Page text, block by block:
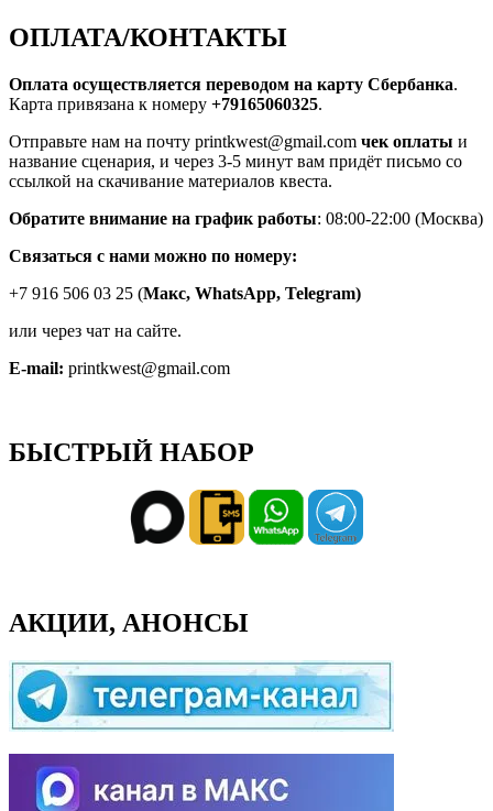
ОПЛАТА/КОНТАКТЫ
Оплата осуществляется переводом на карту Сбербанка.
Карта привязана к номеру +79165060325.
Отправьте нам на почту printkwest@gmail.com чек оплаты и
название сценария, и через 3-5 минут вам придёт письмо со
ссылкой на скачивание материалов квеста.
Обратите внимание на график работы: 08:00-22:00 (Москва)
Связаться с нами можно по номеру:
+7 916 506 03 25 (Макс, WhatsApp, Telegram)
или через чат на сайте.
E-mail: printkwest@gmail.com
БЫСТРЫЙ НАБОР
АКЦИИ, АНОНСЫ